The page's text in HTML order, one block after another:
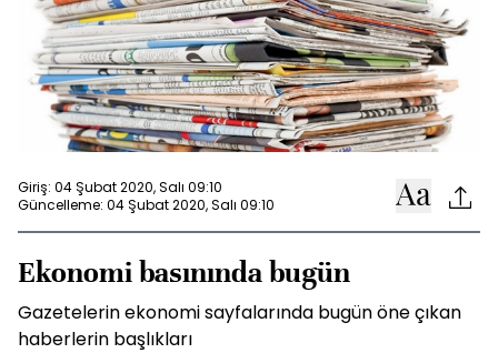
Giriş: 04 Şubat 2020, Salı 09:10
Güncelleme: 04 Şubat 2020, Salı 09:10
Ekonomi basınında bugün
Gazetelerin ekonomi sayfalarında bugün öne çıkan
haberlerin başlıkları